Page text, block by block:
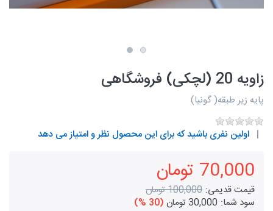
زاویه 20 (لچکی) فروشگاهی
پایه زیر طبقه( گونیا)
اولین نفری باشید که برای این محصول نظر و امتیاز می دهد
70,000 تومان
قیمت قدیمی: 100,000 تومان
سود شما: 30,000 تومان
(30 %)